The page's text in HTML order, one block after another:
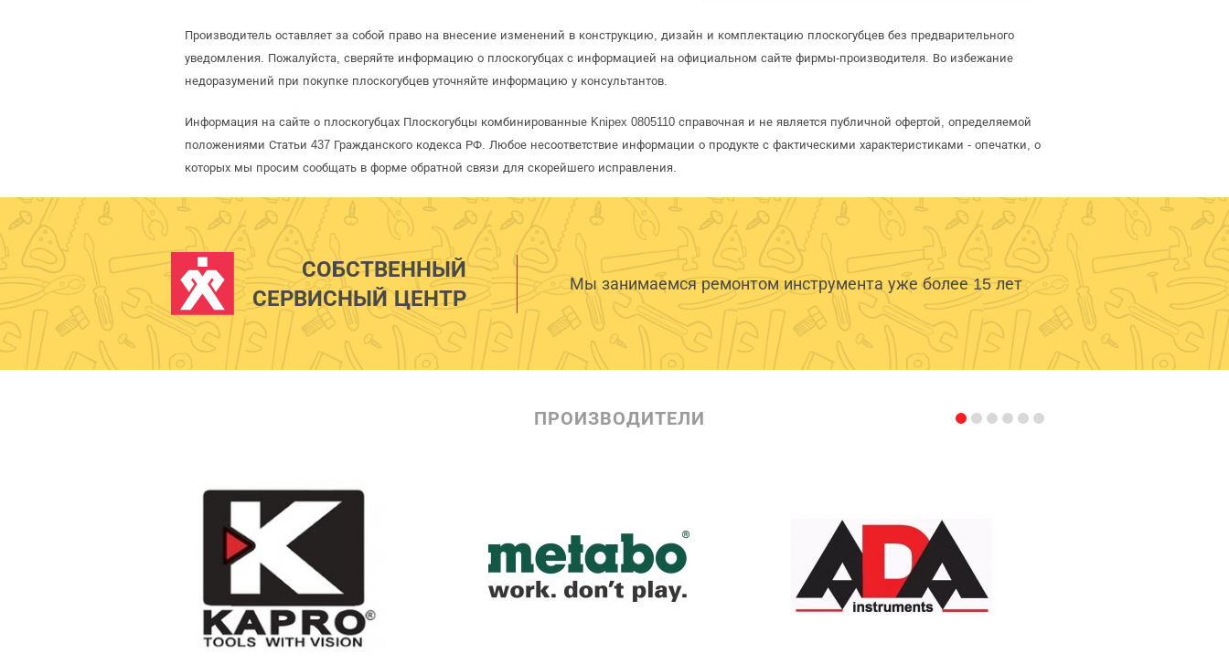
Производитель оставляет за собой право на внесение изменений в конструкцию, дизайн и комплектацию плоскогубцев без предварительного
уведомления. Пожалуйста, сверяйте информацию о плоскогубцах с информацией на официальном сайте фирмы-производителя. Во избежание
недоразумений при покупке плоскогубцев уточняйте информацию у консультантов.
Информация на сайте о плоскогубцах Плоскогубцы комбинированные Knipex 0805110 справочная и не является публичной офертой, определяемой
положениями Статьи 437 Гражданского кодекса РФ. Любое несоответствие информации о продукте с фактическими характеристиками - опечатки, о
которых мы просим сообщать в форме обратной связи для скорейшего исправления.
СОБСТВЕННЫЙ
СЕРВИСНЫЙ ЦЕНТР
Мы занимаемся ремонтом инструмента уже более 15 лет
ПРОИЗВОДИТЕЛИ